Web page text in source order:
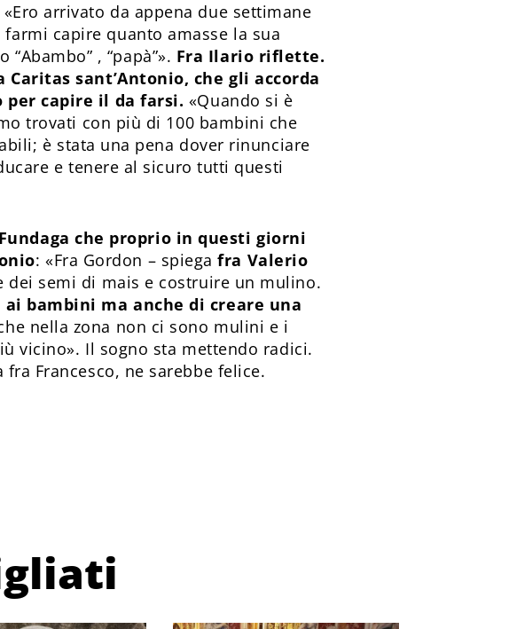
«Ero arrivato da appena due settimane
capire quanto amasse la sua
, “papà”». Fra Ilario riflette.
sant’Antonio, che gli accorda
per capire il da farsi. «Quando si è
trovati con più di 100 bambini che
è stata una pena dover rinunciare
e tenere al sicuro tutti questi
che proprio in questi giorni
: «Fra Gordon – spiegafra Valerio
dei semi di mais e costruire un mulino.
bambini ma anche di creare una
nella zona non ci sono mulini e i
vicino». Il sogno sta mettendo radici.
Francesco, ne sarebbe felice.